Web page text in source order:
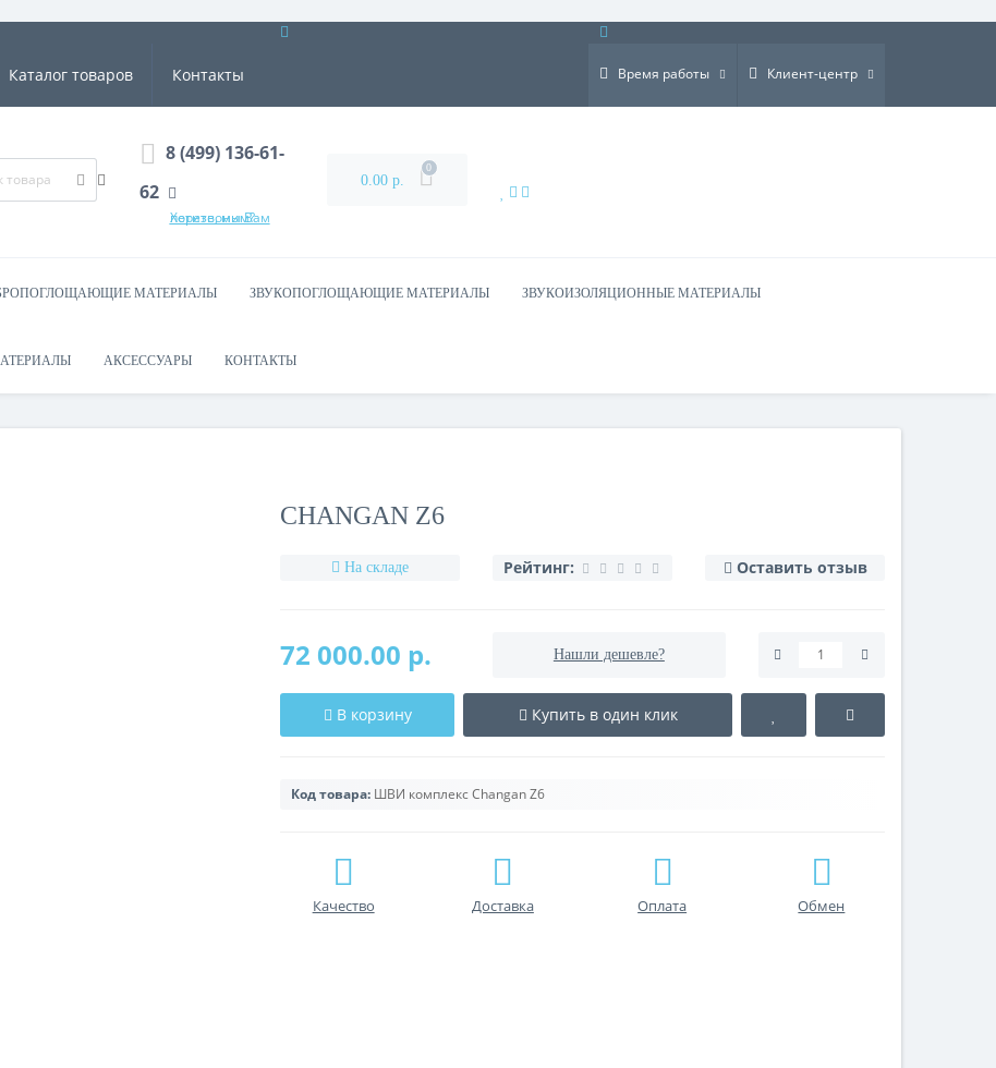
×
Каталог товаров Контакты Время работы Клиент-центр
8 (499) 136-61-
62
Хотите, мы Вам перезвоним?
0.00 р.
0
МАТЕРИАЛЫ ЗВУКОПОГЛОЩАЮЩИЕ МАТЕРИАЛЫ ЗВУКОИЗОЛЯЦИОННЫЕ МАТЕРИАЛЫ
АКСЕССУАРЫ КОНТАКТЫ
CHANGAN Z6
На складе Рейтинг: Оставить отзыв
72 000.00 р. Нашли дешевле?
В корзину Купить в один клик
Код товара: ШВИ комплекс Changan Z6
Качество Доставка Оплата Обмен